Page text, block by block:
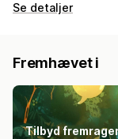
Se detaljer
Fremhævet i
Tilbyd